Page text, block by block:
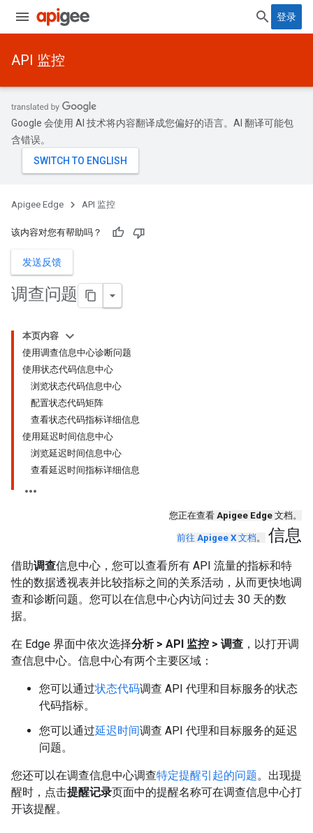
登录
API 监控
Google 会使用 AI 技术将内容翻译成您偏好的语言。AI 翻译可能包
含错误。
Apigee Edge API 监控
该内容对您有帮助吗？
发送反馈
调查问题
本页内容
使用调查信息中心诊断问题
使用状态代码信息中心
浏览状态代码信息中心
配置状态代码矩阵
查看状态代码指标详细信息
使用延迟时间信息中心
浏览延迟时间信息中心
查看延迟时间指标详细信息
您正在查看 Apigee Edge 文档。
前往 Apigee X 文档。 信息
借助调查信息中心，您可以查看所有 API 流量的指标和特
性的数据透视表并比较指标之间的关系活动，从而更快地调
查和诊断问题。您可以在信息中心内访问过去 30 天的数
据。
在 Edge 界面中依次选择分析 > API 监控 > 调查 ，以打开调
查信息中心。信息中心有两个主要区域：
您可以通过状态代码调查 API 代理和目标服务的状态
代码指标。
您可以通过延迟时间调查 API 代理和目标服务的延迟
问题。
您还可以在调查信息中心调查特定提醒引起的问题。出现提
醒时，点击提醒记录页面中的提醒名称可在调查信息中心打
开该提醒。